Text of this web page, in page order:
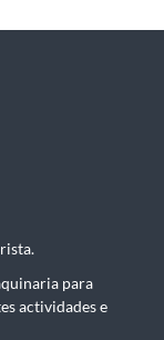
para
actividades e